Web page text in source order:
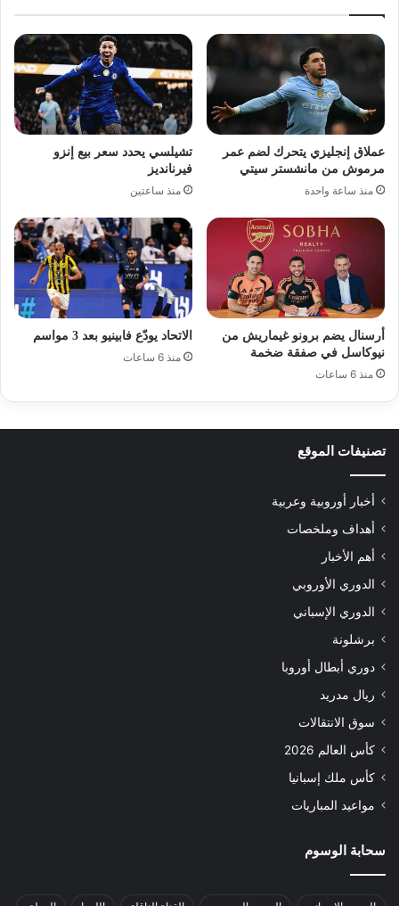
عملاق إنجليزي يتحرك لضم عمر
مرموش من مانشستر سيتي
منذ ساعة واحدة
تشيلسي يحدد سعر بيع إنزو
فيرنانديز
منذ ساعتين
أرسنال يضم برونو غيماريش من
نيوكاسل في صفقة ضخمة
منذ 6 ساعات
الاتحاد يودّع فابينيو بعد 3 مواسم
منذ 6 ساعات
تصنيفات الموقع
أخبار أوروبية وعربية
أهداف وملخصات
أهم الأخبار
الدوري الأوروبي
الدوري الإسباني
برشلونة
دوري أبطال أوروبا
ريال مدريد
سوق الانتقالات
كأس العالم 2026
كأس ملك إسبانيا
مواعيد المباريات
سحابة الوسوم